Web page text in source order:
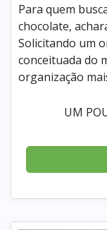
Para quem
chocolate,
Solicitando um
conceituada do
organização
UM